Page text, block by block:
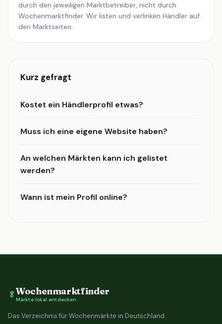
durch den jeweiligen Marktbetreiber, nicht durch
Wochenmarktfinder. Wir listen und verlinken Händler auf
den Marktseiten.
Kurz gefragt
Kostet ein Händlerprofil etwas?
Muss ich eine eigene Website haben?
An welchen Märkten kann ich gelistet
werden?
Wann ist mein Profil online?
🥬Wochenmarktfinder
Märkte lokal entdecken
Das Verzeichnis für Wochenmärkte in Deutschland.